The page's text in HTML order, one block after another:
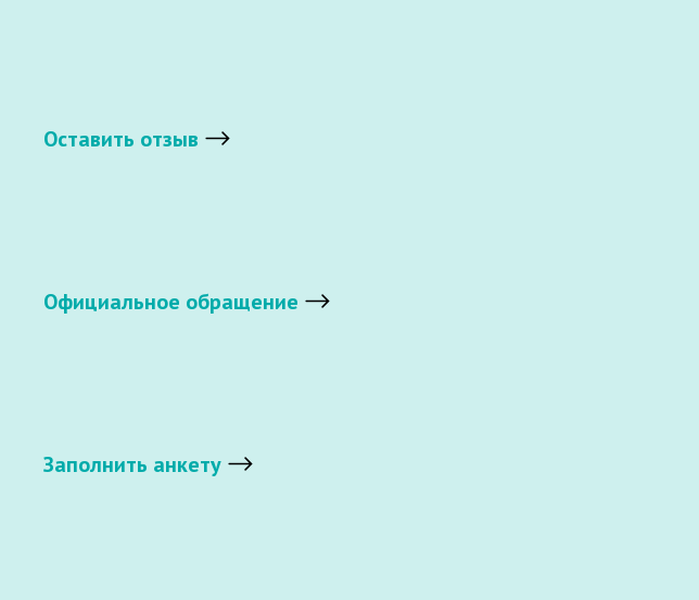
Оставить отзыв
Официальное обращение
Заполнить анкету